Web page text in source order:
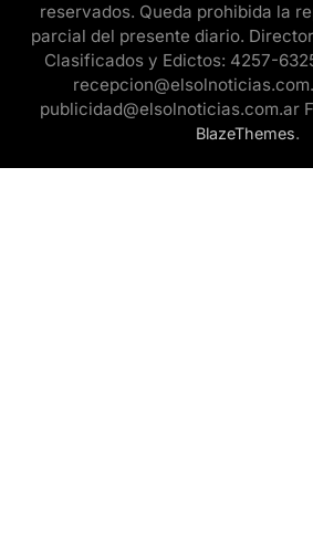
reservados. Queda prohibida la
parcial del presente diario.
Clasificados y Edictos: 4257-
publicidad@elsolnoticias.com.ar
BlazeThemes.